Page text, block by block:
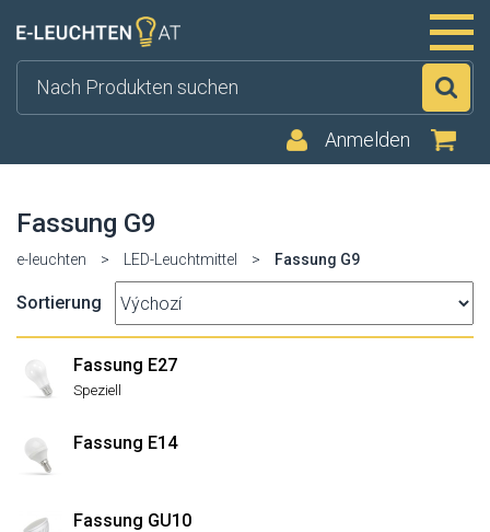
Anmelden
Fassung G9
e-leuchten > LED-Leuchtmittel > Fassung G9
Sortierung
Fassung E27
Speziell
Fassung E14
Fassung GU10